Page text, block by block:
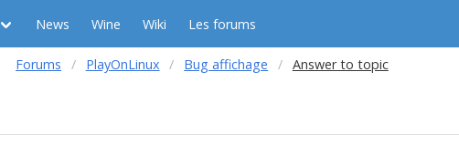
News Wine Wiki Les forums
Forums PlayOnLinux Bug affichage Answer to topic